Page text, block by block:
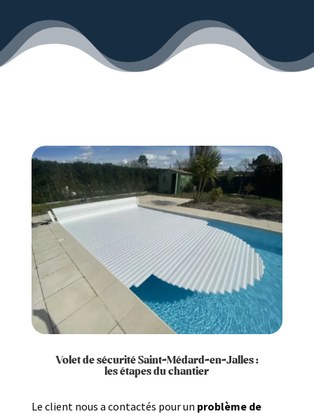
Volet de sécurité Saint-Médard-en-Jalles :
les étapes du chantier
Le client nous a contactés pour un problème de